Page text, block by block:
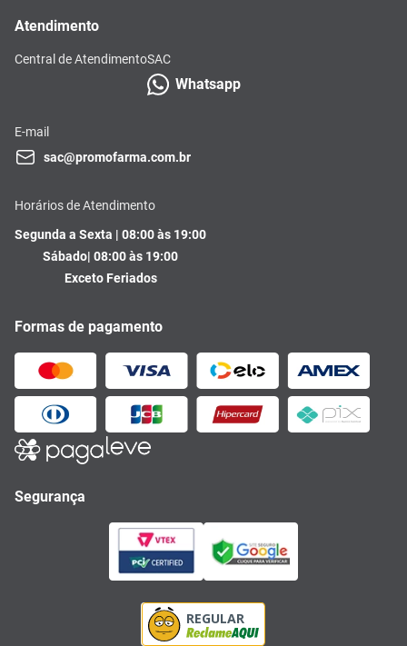
Atendimento
Central de AtendimentoSAC
Whatsapp
E-mail
sac@promofarma.com.br
Horários de Atendimento
Segunda a Sexta | 08:00 às 19:00
Sábado| 08:00 às 19:00
Exceto Feriados
Formas de pagamento
Segurança